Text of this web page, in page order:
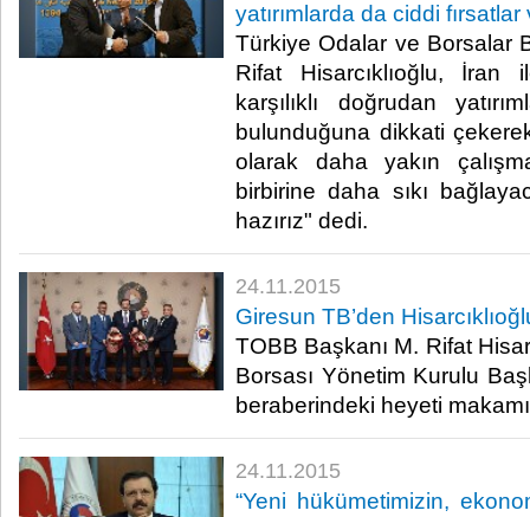
yatırımlarda da ciddi fırsatlar
Türkiye Odalar ve Borsalar
Rifat Hisarcıklıoğlu,
karşılıklı doğrudan
bulunduğuna dikkati
olarak daha yakın
birbirine daha sıkı
hazırız" dedi.​
24.11.2015
Giresun TB’den
TOBB Başkanı M. Rifat
Borsası Yönetim Kurulu
beraberindeki heyeti
24.11.2015
“Yeni hükümetimizin,